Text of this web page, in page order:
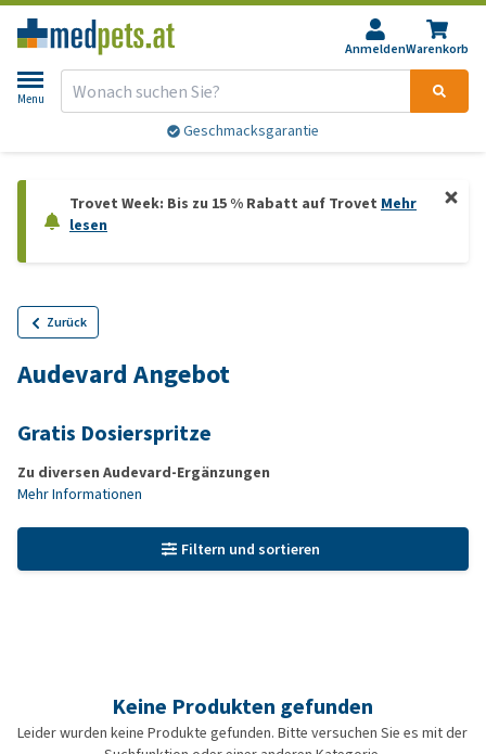
AnmeldenWarenkorb
Menu
Geschmacksgarantie
Trovet Week: Bis zu 15 % Rabatt auf Trovet Mehr
lesen
Zurück
Audevard Angebot
Gratis Dosierspritze
Zu diversen Audevard-Ergänzungen
Mehr Informationen
Filtern und sortieren
Keine Produkten gefunden
Leider wurden keine Produkte gefunden. Bitte versuchen Sie es mit der